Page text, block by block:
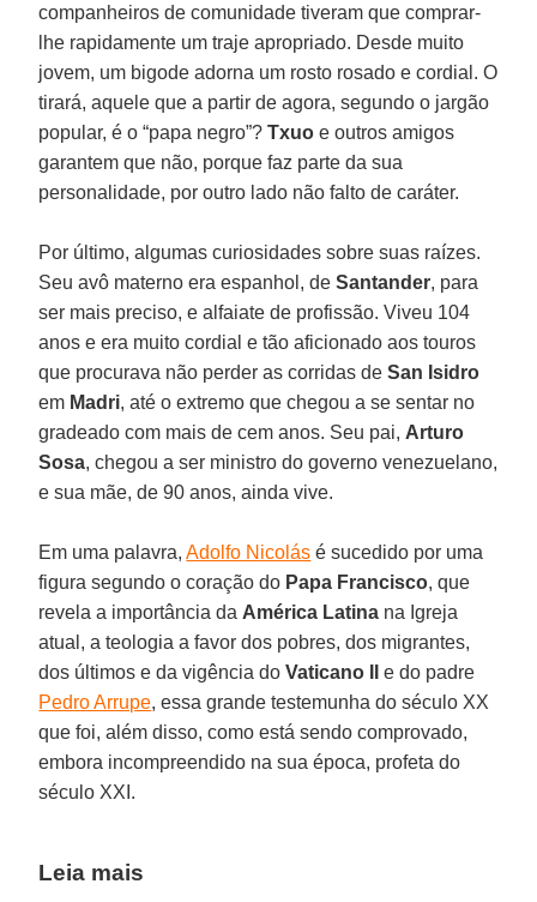
companheiros de comunidade tiveram que comprar-
lhe rapidamente um traje apropriado. Desde muito
jovem, um bigode adorna um rosto rosado e cordial. O
tirará, aquele que a partir de agora, segundo o jargão
popular, é o “papa negro”?Txuo e outros amigos
garantem que não, porque faz parte da sua
personalidade, por outro lado não falto de caráter.
Por último, algumas curiosidades sobre suas raízes.
Seu avô materno era espanhol, deSantander, para
ser mais preciso, e alfaiate de profissão. Viveu 104
anos e era muito cordial e tão aficionado aos touros
que procurava não perder as corridas deSan Isidro
em Madri, até o extremo que chegou a se sentar no
gradeado com mais de cem anos. Seu pai, Arturo
Sosa, chegou a ser ministro do governo venezuelano,
e sua mãe, de 90 anos, ainda vive.
Em uma palavra,Adolfo Nicolás é sucedido por uma
figura segundo o coração do Papa Francisco, que
revela a importância da América Latina na Igreja
atual, a teologia a favor dos pobres, dos migrantes,
dos últimos e da vigência doVaticano II
e do padre
Pedro Arrupe, essa grande testemunha do século XX
que foi, além disso, como está sendo comprovado,
embora incompreendido na sua época, profeta do
século XXI.
Leia mais